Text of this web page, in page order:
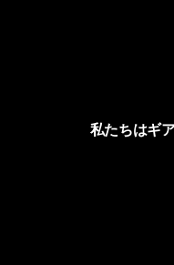
私たちはギ